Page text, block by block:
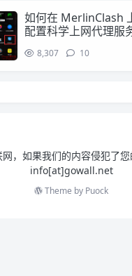
如何在 MerlinClash
配置科学上网代理服
8,307 10
，如果我们的内容侵犯了
info[at]gowall.net
Theme by Puock